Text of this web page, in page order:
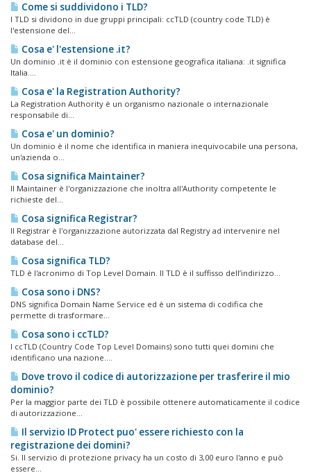
Come si suddividono i TLD?
I TLD si dividono in due gruppi principali: ccTLD (country code TLD) è
l'estensione del...
Cosa e' l'estensione .it?
Un dominio .it è il dominio con estensione geografica italiana: .it significa
Italia....
Cosa e' la Registration Authority?
La Registration Authority è un organismo nazionale o internazionale
responsabile di...
Cosa e' un dominio?
Un dominio è il nome che identifica in maniera inequivocabile una persona,
un'azienda o...
Cosa significa Maintainer?
Il Maintainer è l'organizzazione che inoltra all'Authority competente le
richieste del...
Cosa significa Registrar?
Il Registrar è l'organizzazione autorizzata dal Registry ad intervenire nel
database del...
Cosa significa TLD?
TLD è l'acronimo di Top Level Domain. Il TLD è il suffisso dell’indirizzo...
Cosa sono i DNS?
DNS significa Domain Name Service ed è un sistema di codifica che
permette di trasformare...
Cosa sono i ccTLD?
I ccTLD (Country Code Top Level Domains) sono tutti quei domini che
identificano una nazione....
Dove trovo il codice di autorizzazione per trasferire il mio
dominio?
Per la maggior parte dei TLD è possibile ottenere automaticamente il codice
di autorizzazione...
Il servizio ID Protect puo' essere richiesto con la
registrazione dei domini?
Si. Il servizio di protezione privacy ha un costo di 3,00 euro l'anno e può
essere...